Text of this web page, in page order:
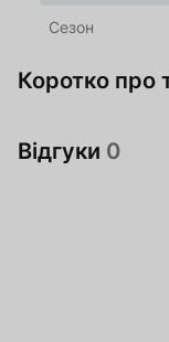
Сезон
Коротко про
Відгуки 0